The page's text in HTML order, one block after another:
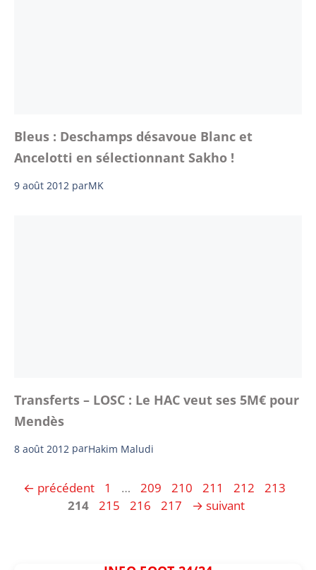
Bleus : Deschamps désavoue Blanc et
Ancelotti en sélectionnant Sakho !
9 août 2012 parMK
Transferts – LOSC : Le HAC veut ses 5M€ pour
Mendès
8 août 2012 parHakim Maludi
← précédent Page
1 … Page
209 Page
210 Page
211 Page
212 Page
213
214
Page
215 Page
216 Page
217 → suivant